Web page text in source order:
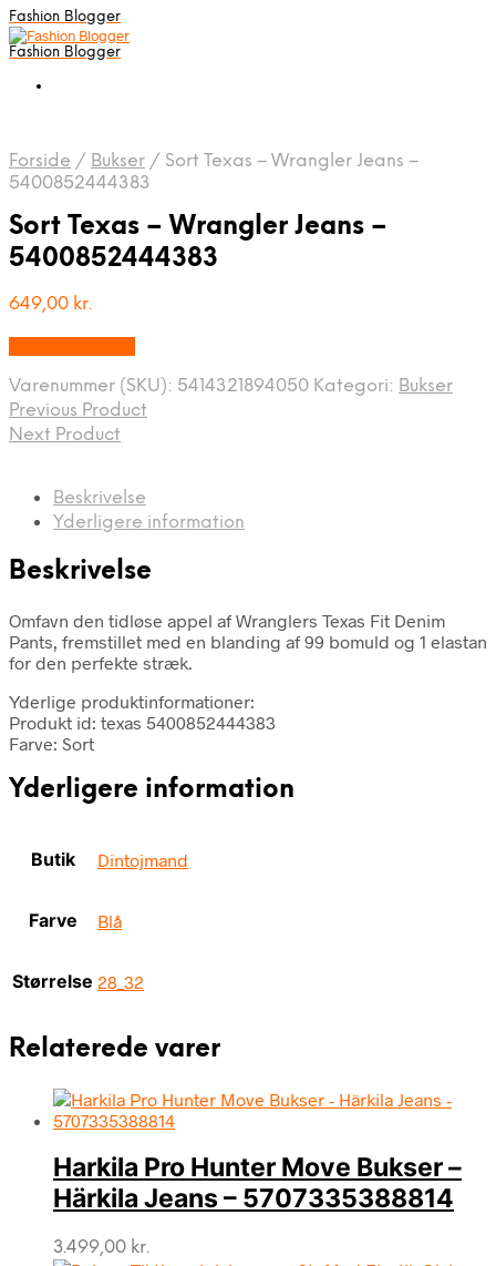
Fashion Blogger
Fashion Blogger
Forside / Bukser / Sort Texas – Wrangler Jeans –
5400852444383
Sort Texas – Wrangler Jeans –
5400852444383
649,00 kr.
Varenummer (SKU): 5414321894050 Kategori: Bukser
Previous Product
Next Product
Beskrivelse
Yderligere information
Beskrivelse
Omfavn den tidløse appel af Wranglers Texas Fit Denim
Pants, fremstillet med en blanding af 99 bomuld og 1 elastan
for den perfekte stræk.
Yderlige produktinformationer:
Produkt id: texas 5400852444383
Farve: Sort
Yderligere information
Butik Dintojmand
Farve Blå
Størrelse 28_32
Relaterede varer
Harkila Pro Hunter Move Bukser –
Härkila Jeans – 5707335388814
3.499,00 kr.